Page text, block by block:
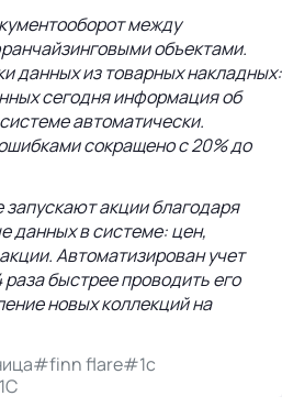
между
объектами.
данных из товарных накладных:
сегодня информация об
автоматически.
сокращено с 20% до
акции благодаря
данных в системе: цен,
Автоматизирован учет
раза быстрее проводить его
новых коллекций на
#finn flare#1с